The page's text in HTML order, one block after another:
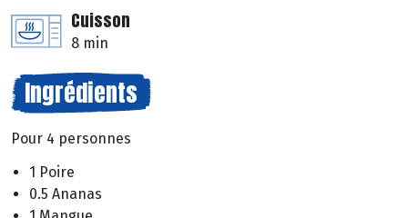
Cuisson
8 min
Ingrédients
Pour 4 personnes
1 Poire
0.5 Ananas